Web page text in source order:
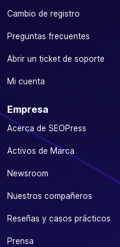
Cambio de registro
Preguntas frecuentes
Abrir un ticket de soporte
Mi cuenta
Empresa
Acerca de SEOPress
Activos de Marca
Newsroom
Nuestros compañeros
Reseñas y casos prácticos
Prensa